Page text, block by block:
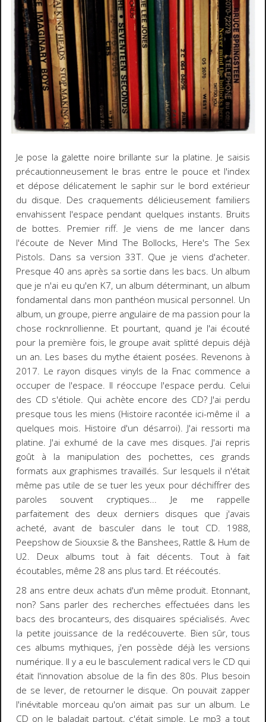
Je pose la galette noire brillante sur la platine. Je saisis
précautionneusement le bras entre le pouce et l'index
et dépose délicatement le saphir sur le bord extérieur
du disque. Des craquements délicieusement familiers
envahissent l'espace pendant quelques instants. Bruits
de bottes. Premier riff. Je viens de me lancer dans
l'écoute de Never Mind The Bollocks, Here's The Sex
Pistols. Dans sa version 33T. Que je viens d'acheter.
Presque 40 ans après sa sortie dans les bacs. Un album
que je n'ai eu qu'en K7, un album déterminant, un album
fondamental dans mon panthéon musical personnel. Un
album, un groupe, pierre angulaire de ma passion pour la
chose rocknrollienne. Et pourtant, quand je l'ai écouté
pour la première fois, le groupe avait splitté depuis déjà
un an. Les bases du mythe étaient posées. Revenons à
2017. Le rayon disques vinyls de la Fnac commence a
occuper de l'espace. Il réoccupe l'espace perdu. Celui
des CD s'étiole. Qui achète encore des CD? J'ai perdu
presque tous les miens (Histoire racontée ici-même il a
quelques mois. Histoire d'un désarroi). J'ai ressorti ma
platine. J'ai exhumé de la cave mes disques. J'ai repris
goût à la manipulation des pochettes, ces grands
formats aux graphismes travaillés. Sur lesquels il n'était
même pas utile de se tuer les yeux pour déchiffrer des
paroles souvent cryptiques... Je me rappelle
parfaitement des deux derniers disques que j'avais
acheté, avant de basculer dans le tout CD. 1988,
Peepshow de Siouxsie & the Banshees, Rattle & Hum de
U2. Deux albums tout à fait décents. Tout à fait
écoutables, même 28 ans plus tard. Et réécoutés.
28 ans entre deux achats d'un même produit. Etonnant,
non? Sans parler des recherches effectuées dans les
bacs des brocanteurs, des disquaires spécialisés. Avec
la petite jouissance de la redécouverte. Bien sûr, tous
ces albums mythiques, j'en possède déjà les versions
numérique. Il y a eu le basculement radical vers le CD qui
était l'innovation absolue de la fin des 80s. Plus besoin
de se lever, de retourner le disque. On pouvait zapper
l'inévitable morceau qu'on aimait pas sur un album. Le
CD on le baladait partout, c'était simple. Le mp3 a tout